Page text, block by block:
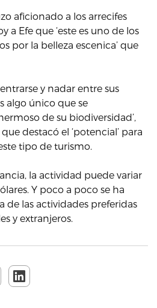
aficionado a los arrecifes
a Efe que ‘este es uno de los
por la belleza escenica’ que
y nadar entre sus
algo único que se
de su biodiversidad’,
destacó el ‘potencial’ para
tipo de turismo.
la actividad puede variar
Y poco a poco se ha
de las actividades preferidas
y extranjeros.